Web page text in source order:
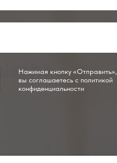
Нажимая кнопку «Отправить»,
вы соглашаетесь с политикой
конфиденциальности